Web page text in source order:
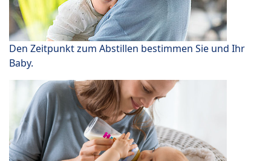
Den Zeitpunkt zum Abstillen bestimmen Sie und Ihr
Baby.